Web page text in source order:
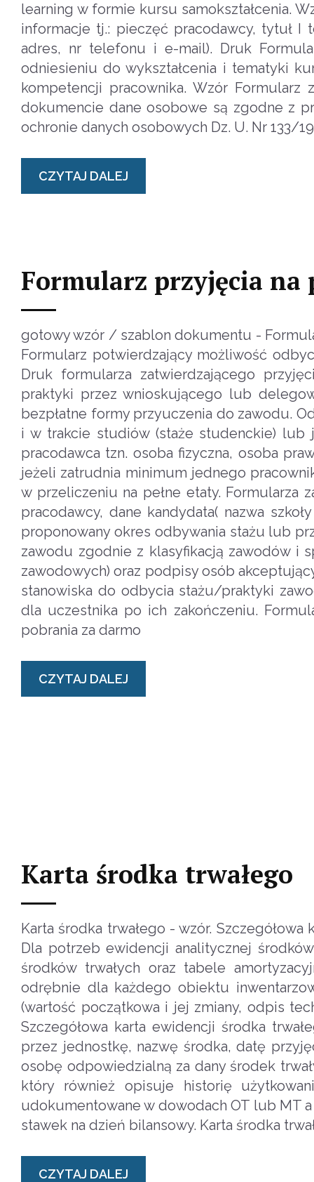
learning w formie kursu samokształcenia.
informacje tj.: pieczęć pracodawcy, tytuł I
adres, nr telefonu i e-mail). Druk
odniesieniu do wykształcenia i tematyki
kompetencji pracownika. Wzór
dokumencie dane osobowe są zgodne z
ochronie danych osobowych Dz. U. Nr 133/
CZYTAJ DALEJ
Formularz przyjęcia
gotowy wzór / szablon dokumentu -
Formularz potwierdzający możliwość
Druk formularza zatwierdzającego
praktyki przez wnioskującego lub
bezpłatne formy przyuczenia do zawodu.
i w trakcie studiów (staże studenckie) lub
pracodawca tzn. osoba fizyczna, osoba
jeżeli zatrudnia minimum jednego
w przeliczeniu na pełne etaty. Formularza
pracodawcy, dane kandydata( nazwa
proponowany okres odbywania stażu lub
zawodu zgodnie z klasyfikacją zawodów i
zawodowych) oraz podpisy osób
stanowiska do odbycia stażu/praktyki
dla uczestnika po ich zakończeniu.
pobrania za darmo
CZYTAJ DALEJ
Karta środka trwałego
Karta środka trwałego - wzór.
Dla potrzeb ewidencji analitycznej
środków trwałych oraz tabele
odrębnie dla każdego obiektu
(wartość początkowa i jej zmiany, odpis
Szczegółowa karta ewidencji środka
przez jednostkę, nazwę środka, datę
osobę odpowiedzialną za dany środek
który również opisuje historię
udokumentowane w dowodach OT lub MT
stawek na dzień bilansowy. Karta środka
CZYTAJ DALEJ